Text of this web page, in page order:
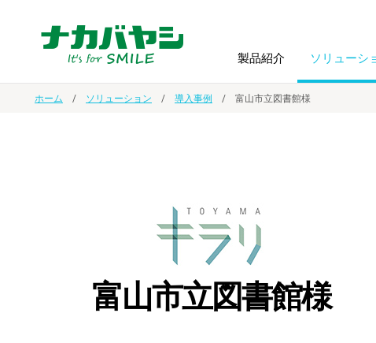
製品紹介
タブレット関連
防災・
ソリューシ
ドキュメントスキャニングサービス
導入事例
ホーム ソリューション 導入事例 富山市立図書館様
富山市立図書館様